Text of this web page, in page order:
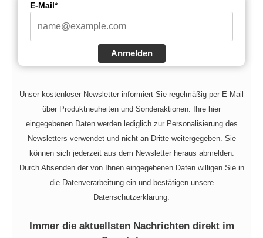
E-Mail*
Anmelden
Unser kostenloser Newsletter informiert Sie regelmäßig per E-Mail
über Produktneuheiten und Sonderaktionen. Ihre hier
eingegebenen Daten werden lediglich zur Personalisierung des
Newsletters verwendet und nicht an Dritte weitergegeben. Sie
können sich jederzeit aus dem Newsletter heraus abmelden.
Durch Absenden der von Ihnen eingegebenen Daten willigen Sie in
die Datenverarbeitung ein und bestätigen unsere
Datenschutzerklärung.
Immer die aktuellsten Nachrichten direkt im